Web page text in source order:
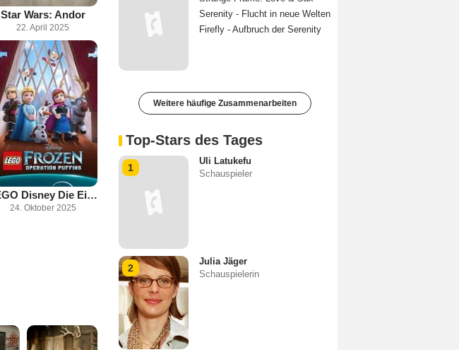
Star Wars: Andor
22. April 2025
LEGO Disney Die Eiskönigin: Operation Papageitaucher
24. Oktober 2025
Serenity - Flucht in neue Welten
Firefly - Aufbruch der Serenity
Weitere häufige Zusammenarbeiten
Top-Stars des Tages
1
Uli Latukefu
Schauspieler
2
Julia Jäger
Schauspielerin